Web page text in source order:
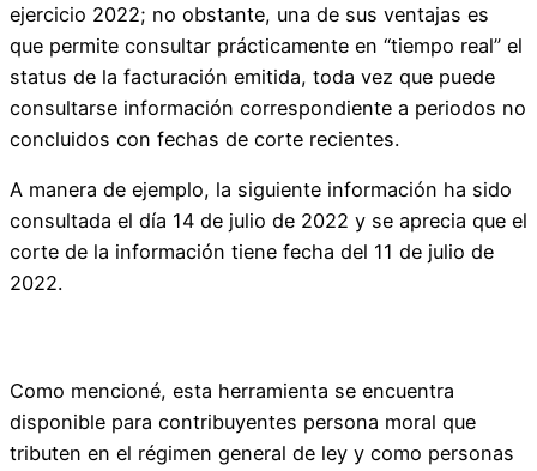
ejercicio 2022; no obstante, una de sus ventajas es
que permite consultar prácticamente en “tiempo real” el
status de la facturación emitida, toda vez que puede
consultarse información correspondiente a periodos no
concluidos con fechas de corte recientes.
A manera de ejemplo, la siguiente información ha sido
consultada el día 14 de julio de 2022 y se aprecia que el
corte de la información tiene fecha del 11 de julio de
2022.
Como mencioné, esta herramienta se encuentra
disponible para contribuyentes persona moral que
tributen en el régimen general de ley y como personas